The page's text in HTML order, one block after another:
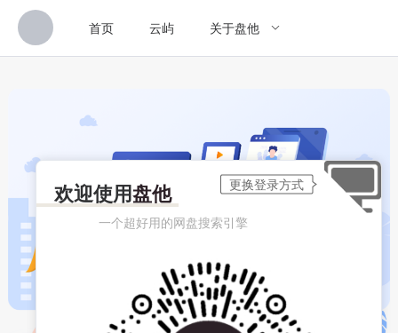
首页 云屿 关于盘他
欢迎使用盘他
一个超好用的网盘搜索引擎